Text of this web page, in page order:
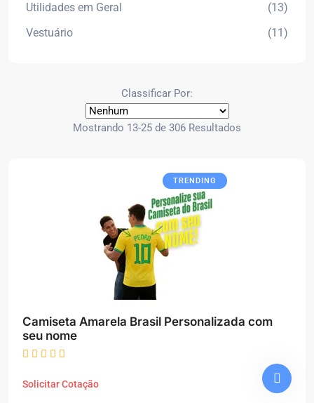
Utilidades em Geral
(13)
Vestuário
(11)
Classificar Por:
Mostrando 13-25 de 306 Resultados
TRENDING
Camiseta Amarela Brasil Personalizada com
seu nome
Solicitar Cotação